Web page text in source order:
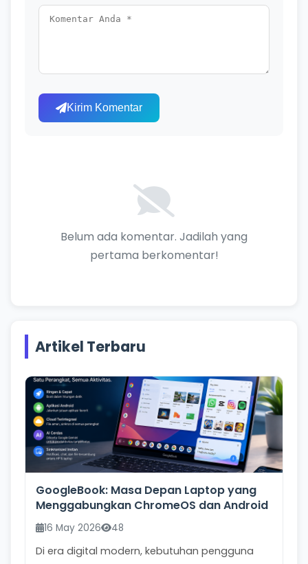
Kirim Komentar
Belum ada komentar. Jadilah yang
pertama berkomentar!
Artikel Terbaru
GoogleBook: Masa Depan Laptop yang
Menggabungkan ChromeOS dan Android
16 May 2026 48
Di era digital modern, kebutuhan pengguna